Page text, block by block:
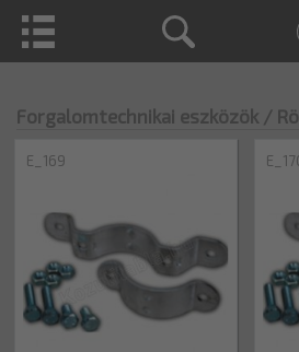
Forgalomtechnikai eszközök /
E_169